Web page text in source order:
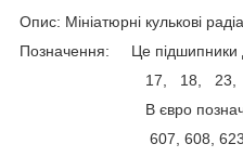
Опис: Мініатюрні кулькові
Позначення: Це підшипники
17, 18, 23,
В євро
607, 608, 623,